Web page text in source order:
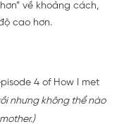
về khoảng cách,
cao hơn.
4 of How I met
nhưng không thể nào